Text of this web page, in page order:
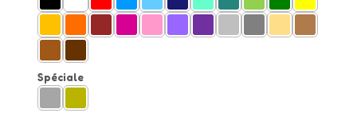
Spéciale